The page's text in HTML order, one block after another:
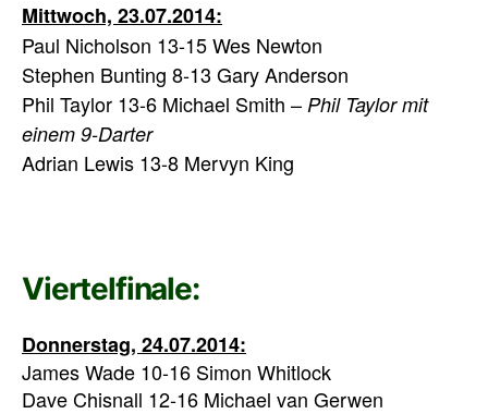
Mittwoch, 23.07.2014:
Paul Nicholson 13-15 Wes Newton
Stephen Bunting 8-13 Gary Anderson
Phil Taylor 13-6 Michael Smith – Phil Taylor mit
einem 9-Darter
Adrian Lewis 13-8 Mervyn King
Viertelfinale:
Donnerstag, 24.07.2014:
James Wade 10-16 Simon Whitlock
Dave Chisnall 12-16 Michael van Gerwen